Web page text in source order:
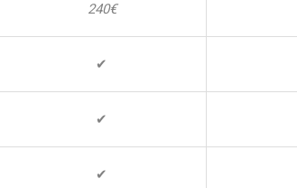
240€
✔
✔
✔